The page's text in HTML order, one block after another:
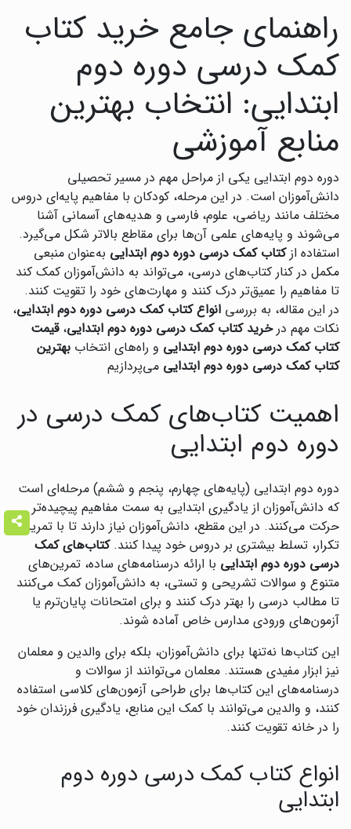
راهنمای جامع خرید کتاب
کمک درسی دوره دوم
ابتدایی: انتخاب بهترین
منابع آموزشی
دوره دوم ابتدایی یکی از مراحل مهم در مسیر تحصیلی
دانش‌آموزان است. در این مرحله، کودکان با مفاهیم پایه‌ای دروس
مختلف مانند ریاضی، علوم، فارسی و هدیه‌های آسمانی آشنا
می‌شوند و پایه‌های علمی آن‌ها برای مقاطع بالاتر شکل می‌گیرد.
استفاده ازکتاب کمک درسی دوره دوم ابتدایی به‌عنوان منبعی
مکمل در کنار کتاب‌های درسی، می‌تواند به دانش‌آموزان کمک کند
تا مفاهیم را عمیق‌تر درک کنند و مهارت‌های خود را تقویت کنند.
در این مقاله، به بررسی انواع کتاب کمک درسی دوره دوم ابتدایی،
نکات مهم درخرید کتاب کمک درسی دوره دوم ابتدایی،قیمت
کتاب کمک درسی دوره دوم ابتدایی و راه‌های انتخاب بهترین
کتاب کمک درسی دوره دوم ابتدایی می‌پردازیم
اهمیت کتاب‌های کمک درسی در
دوره دوم ابتدایی
دوره دوم ابتدایی (پایه‌های چهارم، پنجم و ششم) مرحله‌ای است
که دانش‌آموزان از یادگیری ابتدایی به سمت مفاهیم پیچیده‌تر
حرکت می‌کنند. در این مقطع، دانش‌آموزان نیاز دارند تا با تمرین و
تکرار، تسلط بیشتری بر دروس خود پیدا کنند.کتاب‌های کمک
درسی دوره دوم ابتدایی با ارائه درسنامه‌های ساده، تمرین‌های
متنوع و سوالات تشریحی و تستی، به دانش‌آموزان کمک می‌کنند
تا مطالب درسی را بهتر درک کنند و برای امتحانات پایان‌ترم یا
آزمون‌های ورودی مدارس خاص آماده شوند.
این کتاب‌ها نه‌تنها برای دانش‌آموزان، بلکه برای والدین و معلمان
نیز ابزار مفیدی هستند. معلمان می‌توانند از سوالات و
درسنامه‌های این کتاب‌ها برای طراحی آزمون‌های کلاسی استفاده
کنند، و والدین می‌توانند با کمک این منابع، یادگیری فرزندان خود
را در خانه تقویت کنند.
انواع کتاب کمک درسی دوره دوم
ابتدایی